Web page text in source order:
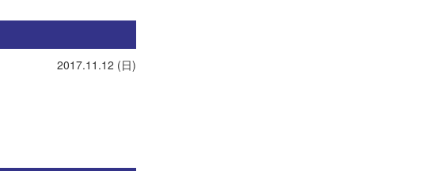
2017.11.12 (日)